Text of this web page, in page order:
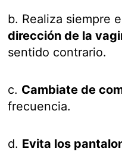
b. Realiza siempre
dirección de la
sentido contrario.
c. Cambiate de
frecuencia.
d. Evita los